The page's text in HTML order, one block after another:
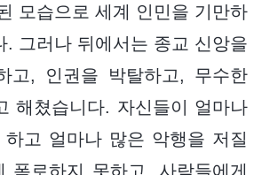
모습으로 세계 인민을 기만하
. 그러나 뒤에서는 종교 신앙을
고, 인권을 박탈하고, 무수한
해쳤습니다. 자신들이 얼마나
고 얼마나 많은 악행을 저질
폭로하지 못하고, 사람들에게